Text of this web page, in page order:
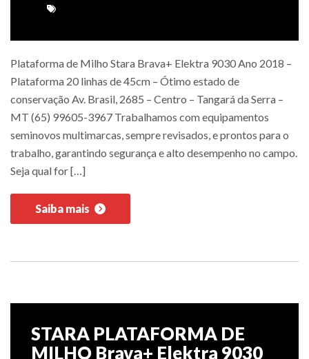
Plataforma de Milho Stara Brava+ Elektra 9030 Ano 2018 –
Plataforma 20 linhas de 45cm – Ótimo estado de
conservação Av. Brasil, 2685 – Centro – Tangará da Serra –
MT (65) 99605-3967 Trabalhamos com equipamentos
seminovos multimarcas, sempre revisados, e prontos para o
trabalho, garantindo segurança e alto desempenho no campo.
Seja qual for […]
Saiba mais
STARA PLATAFORMA DE
MILHO Brava+ Elektra 9030